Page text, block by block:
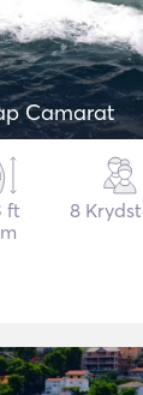
Camarat
ft
8